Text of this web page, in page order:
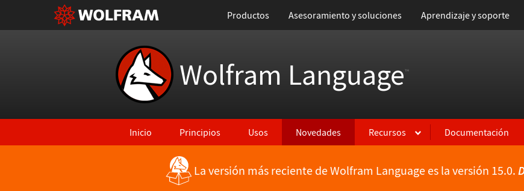
Productos Asesoramiento y soluciones Aprendizaje y soporte
Wolfram Language™
Inicio Principios Usos Novedades Recursos Documentación
La versión más reciente de Wolfram Language es la versión 15.0.